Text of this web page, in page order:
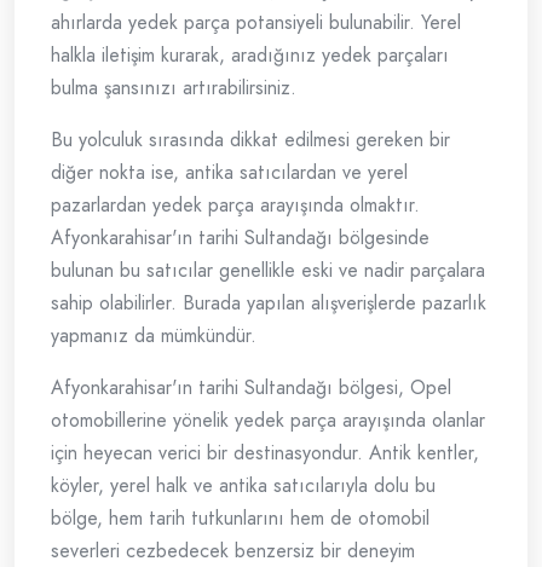
ahırlarda yedek parça potansiyeli bulunabilir. Yerel
halkla iletişim kurarak, aradığınız yedek parçaları
bulma şansınızı artırabilirsiniz.
Bu yolculuk sırasında dikkat edilmesi gereken bir
diğer nokta ise, antika satıcılardan ve yerel
pazarlardan yedek parça arayışında olmaktır.
Afyonkarahisar'ın tarihi Sultandağı bölgesinde
bulunan bu satıcılar genellikle eski ve nadir parçalara
sahip olabilirler. Burada yapılan alışverişlerde pazarlık
yapmanız da mümkündür.
Afyonkarahisar'ın tarihi Sultandağı bölgesi, Opel
otomobillerine yönelik yedek parça arayışında olanlar
için heyecan verici bir destinasyondur. Antik kentler,
köyler, yerel halk ve antika satıcılarıyla dolu bu
bölge, hem tarih tutkunlarını hem de otomobil
severleri cezbedecek benzersiz bir deneyim